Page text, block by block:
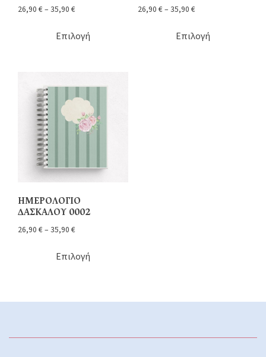
26,90 € – 35,90 €
Επιλογή
26,90 € – 35,90 €
Επιλογή
ΗΜΕΡΟΛΟΓΙΟ
ΔΑΣΚΑΛΟΥ 0002
26,90 € – 35,90 €
Επιλογή